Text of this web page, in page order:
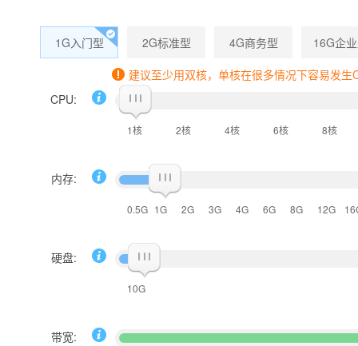
1G入门型 2G标准型 4G商务型 16G企
CPU:
建议至少用双核，单核在很多情况下容易发生
1核 2核 4核 6核 8核
内存:
0.5G 1G 2G 3G 4G 6G 8G 12G
硬盘:
10G
带宽: